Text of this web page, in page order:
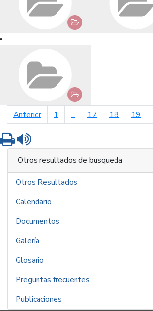
Anteriorpágina anterior
1 ... 17 18 19
Imprimir
Otros resultados de busqueda
Otros Resultados
Calendario
Documentos
Galería
Glosario
Preguntas frecuentes
Publicaciones